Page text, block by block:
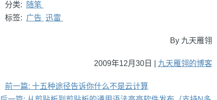
分类:
随笔
标签: 广告 迅雷
By 九天雁翎
2009年12月30日 | 九天雁翎的博客
前一篇: 十五种途径告诉你什么不是云计算